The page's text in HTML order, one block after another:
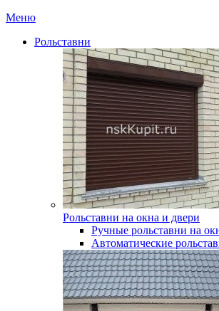
Меню
Рольставни
Рольставни на окна и двери
Ручные рольставни на
Автоматические